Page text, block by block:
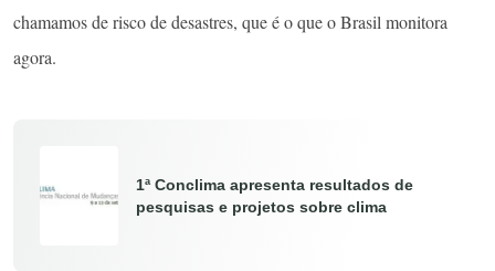
chamamos de risco de desastres, que é o que o Brasil monitora
agora.
1ª Conclima apresenta resultados de
pesquisas e projetos sobre clima